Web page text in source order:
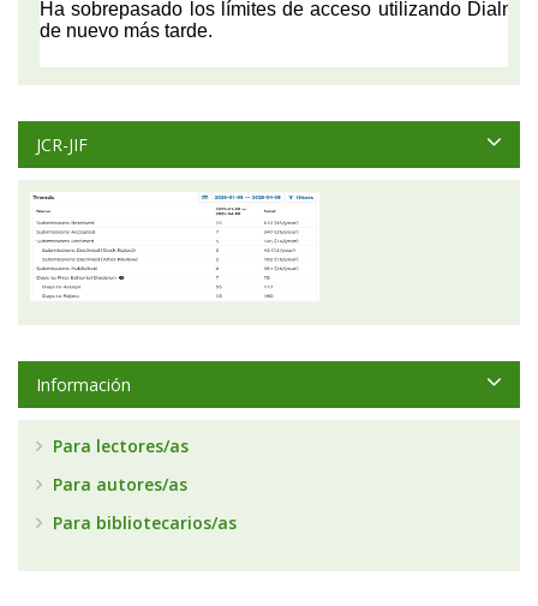
JCR-JIF
Información
Para lectores/as
Para autores/as
Para bibliotecarios/as